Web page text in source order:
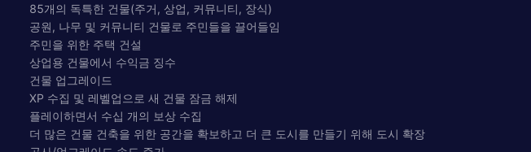
85개의 독특한 건물(주거, 상업, 커뮤니티, 장식)
공원, 나무 및 커뮤니티 건물로 주민들을 끌어들임
주민을 위한 주택 건설
상업용 건물에서 수익금 징수
건물 업그레이드
XP 수집 및 레벨업으로 새 건물 잠금 해제
플레이하면서 수십 개의 보상 수집
더 많은 건물 건축을 위한 공간을 확보하고 더 큰 도시를 만들기 위해 도시 확장